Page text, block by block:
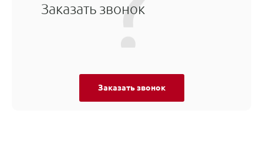
Заказать звонок
Заказать звонок